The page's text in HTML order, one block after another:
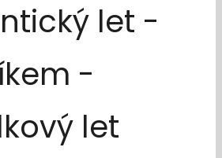
let -
-
let